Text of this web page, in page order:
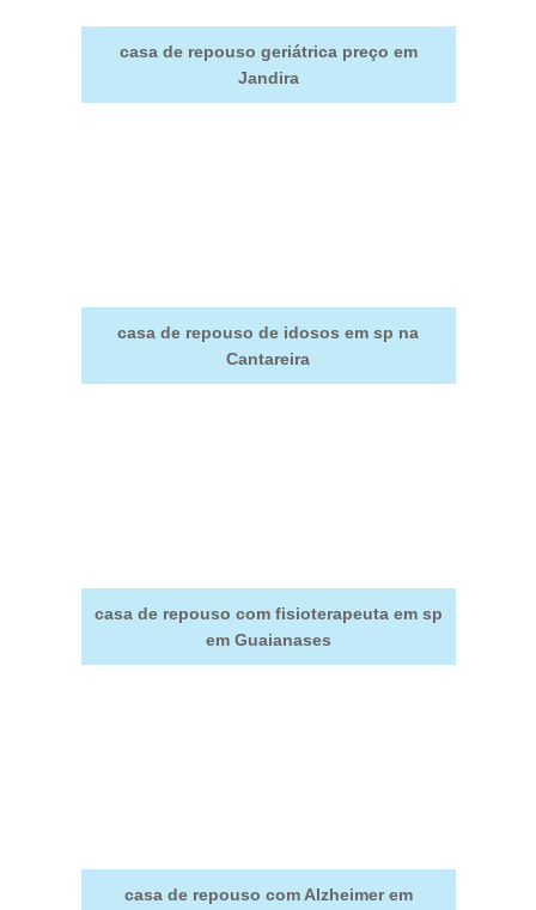
casa de repouso geriátrica preço em
Jandira
casa de repouso de idosos em sp na
Cantareira
casa de repouso com fisioterapeuta em sp
em Guaianases
casa de repouso com Alzheimer em